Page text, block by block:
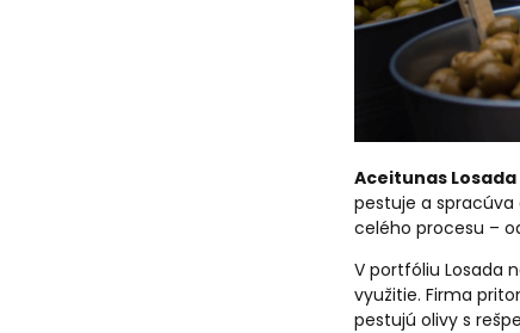
Aceitunas Losada
pestuje a
celého procesu –
V portfóliu Losada
využitie. Firma
pestujú olivy s